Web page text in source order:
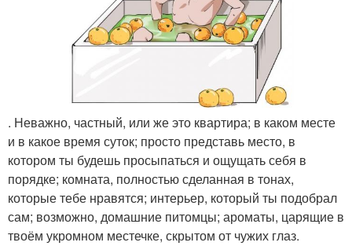
. Неважно, частный, или же это квартира; в каком месте
и в какое время суток; просто представь место, в
котором ты будешь просыпаться и ощущать себя в
порядке; комната, полностью сделанная в тонах,
которые тебе нравятся; интерьер, который ты подобрал
сам; возможно, домашние питомцы; ароматы, царящие в
твоём укромном местечке, скрытом от чужих глаз.